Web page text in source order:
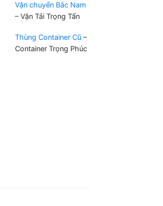
Vận chuyển Bắc Nam
– Vận Tải Trọng Tấn
Thùng Container Cũ –
Container Trọng Phúc